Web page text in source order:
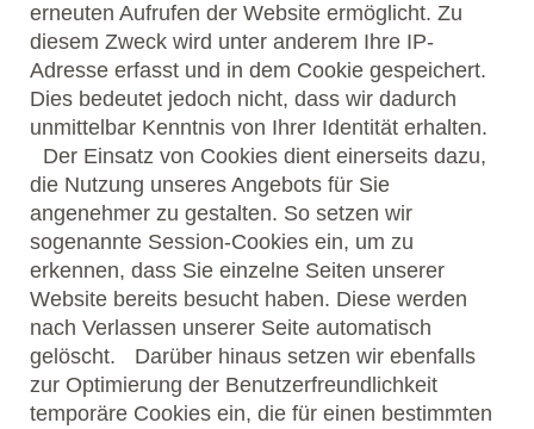
erneuten Aufrufen der Website ermöglicht. Zu
diesem Zweck wird unter anderem Ihre IP-
Adresse erfasst und in dem Cookie gespeichert.
Dies bedeutet jedoch nicht, dass wir dadurch
unmittelbar Kenntnis von Ihrer Identität erhalten.
Der Einsatz von Cookies dient einerseits dazu,
die Nutzung unseres Angebots für Sie
angenehmer zu gestalten. So setzen wir
sogenannte Session-Cookies ein, um zu
erkennen, dass Sie einzelne Seiten unserer
Website bereits besucht haben. Diese werden
nach Verlassen unserer Seite automatisch
gelöscht. Darüber hinaus setzen wir ebenfalls
zur Optimierung der Benutzerfreundlichkeit
temporäre Cookies ein, die für einen bestimmten